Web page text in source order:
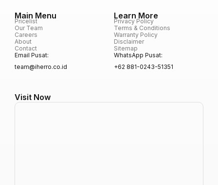
Main Menu
Pricelist
Our Team
Careers
About
Contact
Email Pusat:
team@iherro.co.id
Learn More
Privacy Policy
Terms & Conditions
Warranty Policy
Disclaimer
Sitemap
WhatsApp Pusat:
+62 881-0243-51351
Visit Now